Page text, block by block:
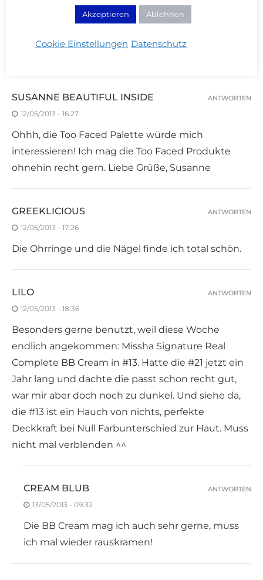
SUSANNE BEAUTIFUL INSIDE
12/05/2013 - 16:27
Ohhh, die Too Faced Palette würde mich
interessieren! Ich mag die Too Faced Produkte
ohnehin recht gern. Liebe Grüße, Susanne
ANTWORTEN
GREEKLICIOUS
12/05/2013 - 17:26
Die Ohrringe und die Nägel finde ich total schön.
ANTWORTEN
LILO
12/05/2013 - 18:36
Besonders gerne benutzt, weil diese Woche
endlich angekommen: Missha Signature Real
Complete BB Cream in #13. Hatte die #21 jetzt ein
Jahr lang und dachte die passt schon recht gut,
war mir aber doch noch zu dunkel. Und siehe da,
die #13 ist ein Hauch von nichts, perfekte
Deckkraft bei Null Farbunterschied zur Haut. Muss
nicht mal verblenden ^^
ANTWORTEN
CREAM BLUB
13/05/2013 - 09:32
Die BB Cream mag ich auch sehr gerne, muss
ich mal wieder rauskramen!
ANTWORTEN
Akzeptieren Ablehnen
Cookie Einstellungen Datenschutz